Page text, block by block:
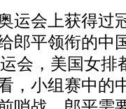
会上获得过
郎平领衔的中
会，美国女排
，小组赛中的